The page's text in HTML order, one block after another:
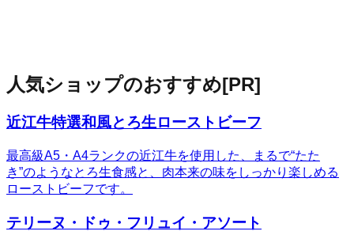
人気ショップのおすすめ[PR]
近江牛特選和風とろ生ローストビーフ
最高級A5・A4ランクの近江牛を使用した、まるで“たた
き”のようなとろ生食感と、肉本来の味をしっかり楽しめる
ローストビーフです。
テリーヌ・ドゥ・フリュイ・アソート